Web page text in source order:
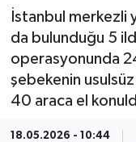
İstanbul merkezli
da bulunduğu 5
operasyonunda
şebekenin
40 araca el
18.05.2026 - 10:44
Gündem
Magazin
Son Dakika
Haber Arşivi